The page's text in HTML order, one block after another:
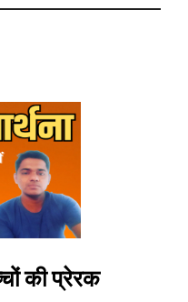
की प्रेरक